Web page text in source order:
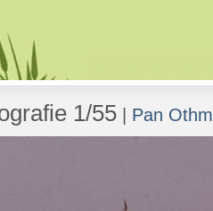
1/55 | Pan